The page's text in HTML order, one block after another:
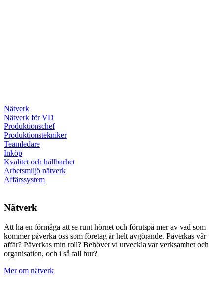
Nätverk
Nätverk för VD
Produktionschef
Produktionstekniker
Teamledare
Inköp
Kvalitet och hållbarhet
Arbetsmiljö nätverk
Affärssystem
Nätverk
Att ha en förmåga att se runt hörnet och förutspå mer av vad som
kommer påverka oss som företag är helt avgörande. Påverkas vår
affär? Påverkas min roll? Behöver vi utveckla vår verksamhet och
organisation, och i så fall hur?
Mer om nätverk